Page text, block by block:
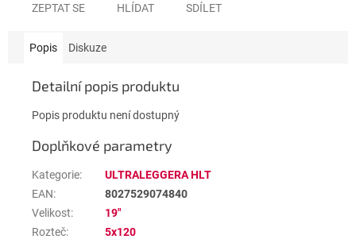
ZEPTAT SE HLÍDAT SDÍLET
Popis Diskuze
Detailní popis produktu
Popis produktu není dostupný
Doplňkové parametry
Kategorie:
ULTRALEGGERA HLT
EAN:
8027529074840
Velikost:
19"
Rozteč:
5x120